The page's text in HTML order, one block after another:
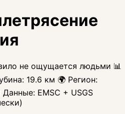
не ощущается людьми 📊
19.6 км 🌍 Регион:
Данные: EMSC + USGS